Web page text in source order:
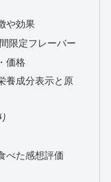
や効果
限定フレーバー
価格
養成分表示と原
べた感想評価